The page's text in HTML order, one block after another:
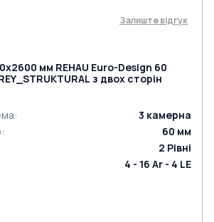
Залиште відгук
мм REHAU Euro-Design 60
з двох сторін
: 3 камерна
: 60 мм
2 Рівні
4 - 16 Ar - 4 LE